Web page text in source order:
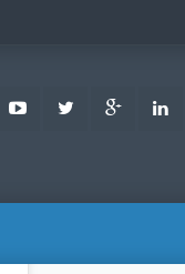
FacebookYoutubeTwitter Google